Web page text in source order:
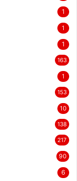
1
1
1
163
1
153
10
138
217
90
6